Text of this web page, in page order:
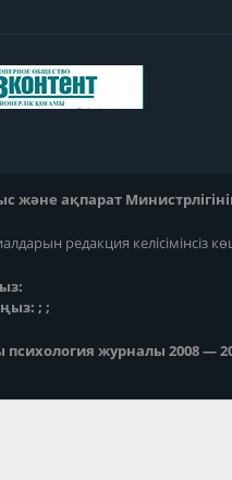
және ақпарат
редакция келісімінсіз
; ;
журналы 2008 —